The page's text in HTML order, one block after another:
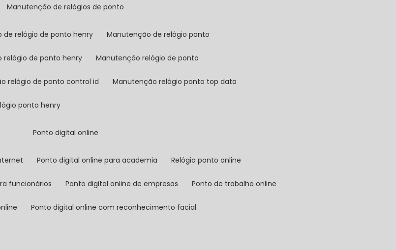
manutenção de relógios de ponto
de relógio de ponto henry manutenção de relógio ponto
relógio de ponto henry manutenção relógio de ponto
relógio de ponto control id manutenção relógio ponto top data
ponto henry
ponto digital online
ponto digital online para academia relógio ponto online
funcionários ponto digital online de empresas ponto de trabalho online
ponto digital online com reconhecimento facial